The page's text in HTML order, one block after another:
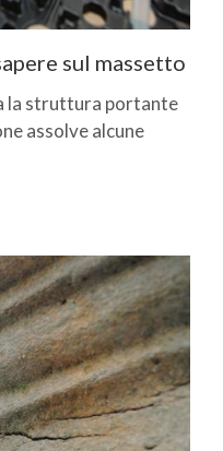
sul massetto
la struttura portante
assolve alcune